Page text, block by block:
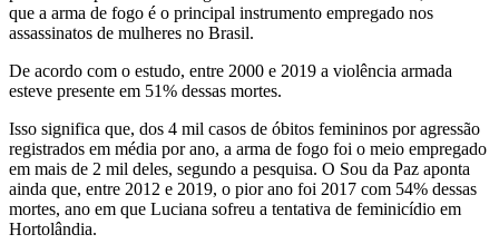
que a arma de fogo é o principal instrumento empregado nos
assassinatos de mulheres no Brasil.
De acordo com o estudo, entre 2000 e 2019 a violência armada
esteve presente em 51% dessas mortes.
Isso significa que, dos 4 mil casos de óbitos femininos por agressão
registrados em média por ano, a arma de fogo foi o meio empregado
em mais de 2 mil deles, segundo a pesquisa. O Sou da Paz aponta
ainda que, entre 2012 e 2019, o pior ano foi 2017 com 54% dessas
mortes, ano em que Luciana sofreu a tentativa de feminicídio em
Hortolândia.